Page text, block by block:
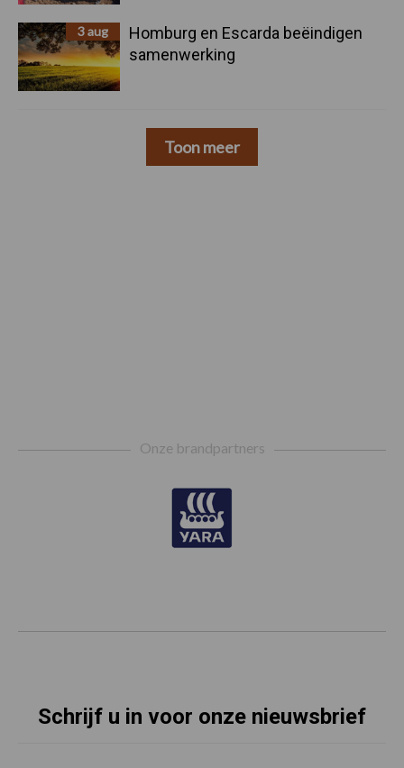
3 aug
Homburg en Escarda beëindigen
samenwerking
Toon meer
Onze brandpartners
Schrijf u in voor onze nieuwsbrief